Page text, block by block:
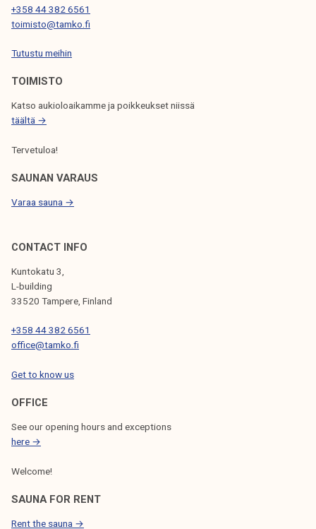
S
L
A
U
+358 44 382 6561
toimisto@tamko.fi
Tutustu meihin
TOIMISTO
Katso aukioloaikamme ja poikkeukset niissä
täältä →
Tervetuloa!
SAUNAN VARAUS
Varaa sauna →
CONTACT INFO
Kuntokatu 3,
L-building
33520 Tampere, Finland
+358 44 382 6561
office@tamko.fi
Get to know us
OFFICE
See our opening hours and exceptions
here →
Welcome!
SAUNA FOR RENT
Rent the sauna →